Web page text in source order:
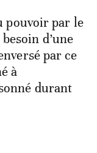
pouvoir par le
d’une
par ce
à
durant